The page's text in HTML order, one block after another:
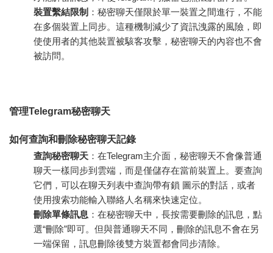
裝置繫結限制 ：秘密聊天僅限於單一裝置之間進行，不能
在多個裝置上同步。這種機制減少了資訊洩露的風險，即
使使用者的其他裝置被駭客攻擊，秘密聊天的內容也不會
被訪問。
管理Telegram秘密聊天
如何查詢和刪除秘密聊天記錄
查詢秘密聊天 ：在Telegram主介面，秘密聊天不會像普通
聊天一樣同步到雲端，而是僅儲存在當前裝置上。要查詢
它們，可以在聊天列表中查詢帶有鎖 圖示的對話，或者
使用搜索功能輸入聯絡人名稱來快速定位。
刪除單條訊息 ：在秘密聊天中，長按需要刪除的訊息，點
選“刪除”即可。但與普通聊天不同，刪除的訊息不會在另
一端保留，訊息刪除後雙方裝置都會同步清除。